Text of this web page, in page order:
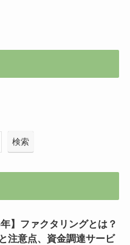
検索
年】ファクタリングとは？
注意点、資金調達サービ